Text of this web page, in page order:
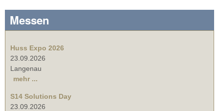
Messen
Huss Expo 2026
23.09.2026
Langenau
mehr ...
S14 Solutions Day
23.09.2026